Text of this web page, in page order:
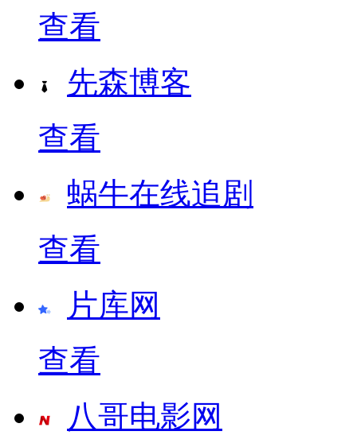
查看
先森博客
查看
蜗牛在线追剧
查看
片库网
查看
八哥电影网